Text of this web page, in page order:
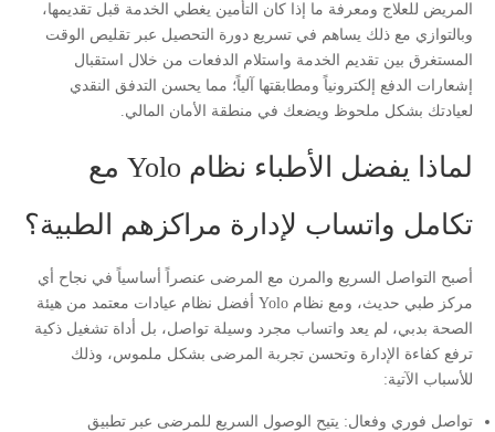
المريض للعلاج ومعرفة ما إذا كان التأمين يغطي الخدمة قبل تقديمها،
وبالتوازي مع ذلك يساهم في تسريع دورة التحصيل عبر تقليص الوقت
المستغرق بين تقديم الخدمة واستلام الدفعات من خلال استقبال
إشعارات الدفع إلكترونياً ومطابقتها آلياً؛ مما يحسن التدفق النقدي
لعيادتك بشكل ملحوظ ويضعك في منطقة الأمان المالي.
لماذا يفضل الأطباء نظام Yolo مع
تكامل واتساب لإدارة مراكزهم الطبية؟
أصبح التواصل السريع والمرن مع المرضى عنصراً أساسياً في نجاح أي
مركز طبي حديث، ومع نظام Yolo أفضل نظام عيادات معتمد من هيئة
الصحة بدبي، لم يعد واتساب مجرد وسيلة تواصل، بل أداة تشغيل ذكية
ترفع كفاءة الإدارة وتحسن تجربة المرضى بشكل ملموس، وذلك
للأسباب الآتية:
تواصل فوري وفعال: يتيح الوصول السريع للمرضى عبر تطبيق